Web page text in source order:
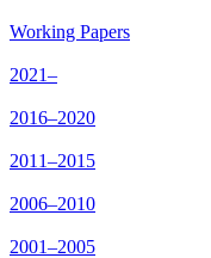
Working Papers
2021–
2016–2020
2011–2015
2006–2010
2001–2005